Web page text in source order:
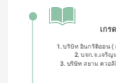
เกร
1. บริษัท อินกริดิออน (
2. บจก.จ.เจริญ
3. บริษัท สยาม ควอลิ